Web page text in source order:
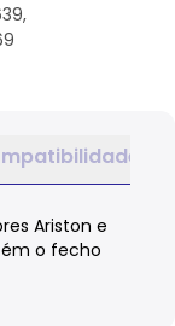
Ariston e
o fecho